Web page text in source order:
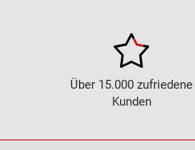
Über 15.000 zufriedene
Kunden